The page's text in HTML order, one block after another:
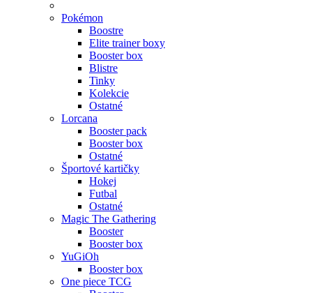
Pokémon
Boostre
Elite trainer boxy
Booster box
Blistre
Tinky
Kolekcie
Ostatné
Lorcana
Booster pack
Booster box
Ostatné
Športové kartičky
Hokej
Futbal
Ostatné
Magic The Gathering
Booster
Booster box
YuGiOh
Booster box
One piece TCG